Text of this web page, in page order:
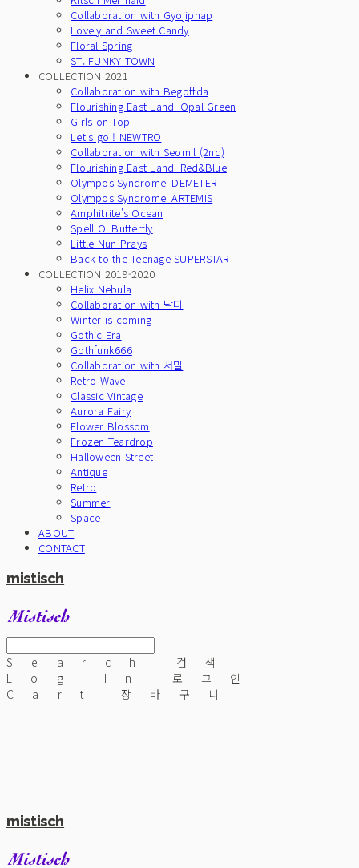
Collaboration with Gyojiphap
Lovely and Sweet Candy
Floral Spring
ST. FUNKY TOWN
COLLECTION 2021
Collaboration with Begoffda
Flourishing East Land_Opal Green
Girls on Top
Let's go ! NEWTRO
Collaboration with Seomil (2nd)
Flourishing East Land_Red&Blue
Olympos Syndrome_DEMETER
Olympos Syndrome_ARTEMIS
Amphitrite's Ocean
Spell O' Butterfly
Little Nun Prays
Back to the Teenage SUPERSTAR
COLLECTION 2019-2020
Helix Nebula
Collaboration with 낙디
Winter is coming
Gothic Era
Gothfunk666
Collaboration with 서밀
Retro Wave
Classic Vintage
Aurora Fairy
Flower Blossom
Frozen Teardrop
Halloween Street
Antique
Retro
Summer
Space
ABOUT
CONTACT
mistisch
Search
검색
Log In
로그인
Cart
장바구니
mistisch